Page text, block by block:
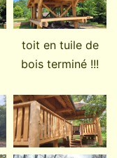
toit en tuile de
bois terminé !!!